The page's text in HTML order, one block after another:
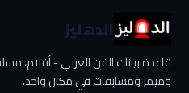
الدهليز
قاعدة بيانات الفن العربي - أفلام،
وميمز ومسابقات في مكان واحد.